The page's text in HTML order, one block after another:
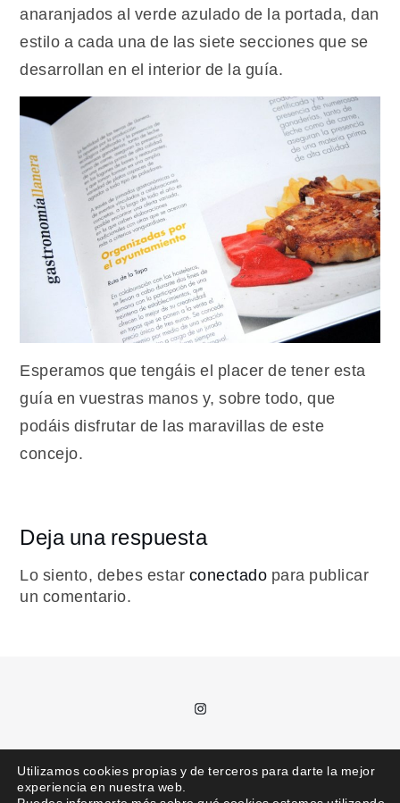
anaranjados al verde azulado de la portada, dan
estilo a cada una de las siete secciones que se
desarrollan en el interior de la guía.
Esperamos que tengáis el placer de tener esta
guía en vuestras manos y, sobre todo, que
podáis disfrutar de las maravillas de este
concejo.
Deja una respuesta
Lo siento, debes estar conectado para publicar
un comentario.
Instagram
Utilizamos cookies propias y de terceros para darte la mejor
experiencia en nuestra web.